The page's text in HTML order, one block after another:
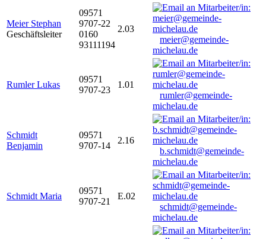
Meier Stephan
Geschäftsleiter
09571
9707-22
0160
93111194
2.03
meier@gemeinde-
michelau.de
Rumler Lukas
09571
9707-23
1.01
rumler@gemeinde-
michelau.de
Schmidt
Benjamin
09571
9707-14
2.16
b.schmidt@gemeinde-
michelau.de
Schmidt Maria
09571
9707-21
E.02
schmidt@gemeinde-
michelau.de